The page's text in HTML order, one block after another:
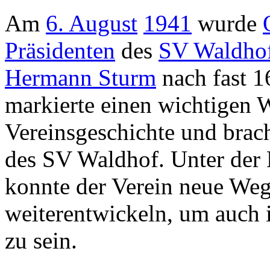
Am 6. August 1941 wurde
Präsidenten des SV
Hermann Sturm nach fast
markierte einen wichtigen
Vereinsgeschichte und
des SV Waldhof. Unter
konnte der Verein neue
weiterentwickeln, um
zu sein.